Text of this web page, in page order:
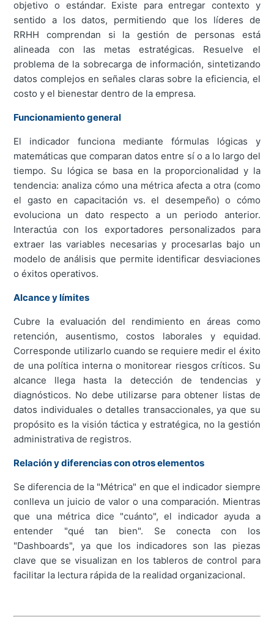
objetivo o estándar. Existe para entregar contexto y
sentido a los datos, permitiendo que los líderes de
RRHH comprendan si la gestión de personas está
alineada con las metas estratégicas. Resuelve el
problema de la sobrecarga de información, sintetizando
datos complejos en señales claras sobre la eficiencia, el
costo y el bienestar dentro de la empresa.
Funcionamiento general
El indicador funciona mediante fórmulas lógicas y
matemáticas que comparan datos entre sí o a lo largo del
tiempo. Su lógica se basa en la proporcionalidad y la
tendencia: analiza cómo una métrica afecta a otra (como
el gasto en capacitación vs. el desempeño) o cómo
evoluciona un dato respecto a un periodo anterior.
Interactúa con los exportadores personalizados para
extraer las variables necesarias y procesarlas bajo un
modelo de análisis que permite identificar desviaciones
o éxitos operativos.
Alcance y límites
Cubre la evaluación del rendimiento en áreas como
retención, ausentismo, costos laborales y equidad.
Corresponde utilizarlo cuando se requiere medir el éxito
de una política interna o monitorear riesgos críticos. Su
alcance llega hasta la detección de tendencias y
diagnósticos. No debe utilizarse para obtener listas de
datos individuales o detalles transaccionales, ya que su
propósito es la visión táctica y estratégica, no la gestión
administrativa de registros.
Relación y diferencias con otros elementos
Se diferencia de la "Métrica" en que el indicador siempre
conlleva un juicio de valor o una comparación. Mientras
que una métrica dice "cuánto", el indicador ayuda a
entender "qué tan bien". Se conecta con los
"Dashboards", ya que los indicadores son las piezas
clave que se visualizan en los tableros de control para
facilitar la lectura rápida de la realidad organizacional.